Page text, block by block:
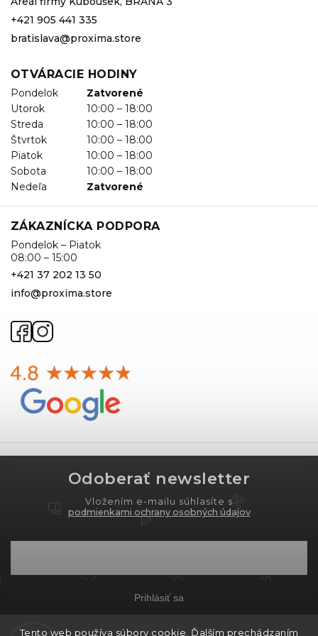
Tento web používa súbory cookie. Ďalším prechádzaním
+421 905 441 335
bratislava@proxima.store
OTVÁRACIE HODINY
Pondelok
Zatvorené
Utorok
10:00 – 18:00
Streda
10:00 – 18:00
Štvrtok
10:00 – 18:00
Piatok
10:00 – 18:00
Sobota
10:00 – 18:00
Nedeľa
Zatvorené
ZÁKAZNÍCKA PODPORA
Pondelok – Piatok
08:00 – 15:00
+421 37 202 13 50
info@proxima.store
Odoberať newsletter
Vložením e-mailu súhlasíte s
podmienkami ochrany osobných údajov
Prihlásiť sa